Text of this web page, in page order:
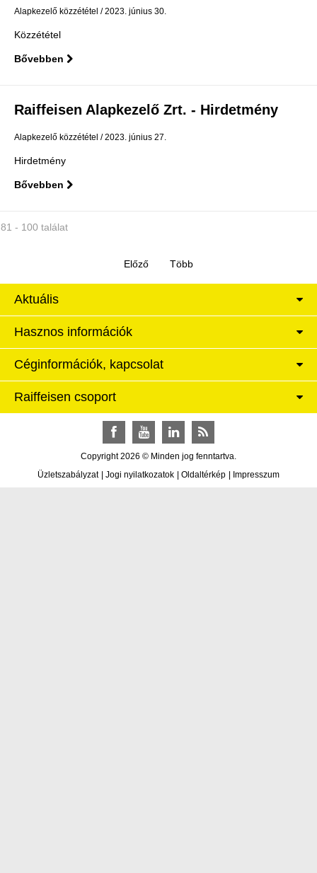
Alapkezelő közzététel 2023. június 30.
Közzététel
Bővebben
Raiffeisen Alapkezelő Zrt. - Hirdetmény
Alapkezelő közzététel 2023. június 27.
Hirdetmény
Bővebben
81 - 100 találat
Aktuális
Hasznos információk
Céginformációk, kapcsolat
Raiffeisen csoport
Copyright 2026 © Minden jog fenntartva.
FacebookYouTubeLinkedInRSS
Üzletszabályzat | Jogi nyilatkozatok | Oldaltérkép | Impresszum